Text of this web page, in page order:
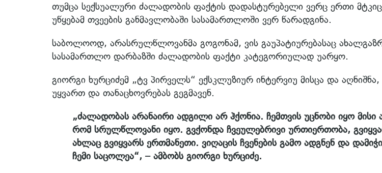
თუმცა სექსუალური ძალადობის ფაქტის დადასტურებელი ვერც ერთი
უწყებამ თვეების განმავლობაში სასამართლოში ვერ წარადგინა.
საბოლოოდ, არასრულწლოვანმა გოგონამ, ვის გაუპატიურებასაც
სასამართლო დარბაზში ძალადობის ფაქტი კატეგორიულად უარყო.
გიორგი ხურციძემ „ტვ პირველს“ ექსკლუზიურ ინტერვიუ მისცა და
უყვართ და თანაცხოვრებას გეგმავენ.
„ძალადობას არანაირი ადგილი არ ჰქონია. ჩემთვის უცნობი იყო მისი
რომ სრულწლოვანი იყო. გვქონდა ჩვეულებრივი ურთიერთობა,
ახლაც გვიყვარს ერთმანეთი. ვიღაცის ჩვენების გამო ადგნენ და
ჩემი საცოლეა“, – ამბობს გიორგი ხურციძე.